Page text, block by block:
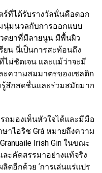
ที่ได้รับรางวัลนั่นคือดอก
นุ่มนวลกับการออกแบบ
ดยาที่มีลายนูน มีพื้นผิว
ยน นี่เป็นการสะท้อนถึง
ไม่ชัดเจน และแม้ว่าจะมี
ความสมมาตรของเซลติก
สึกสดชื่นและร่วมสมัยมาก
ถมองเห็นหัวใจได้และมีมือ
าไอริช Grá หมายถึงความ
Irish Gin ในขณะ
ะคัดสรรมาอย่างแท้จริง
อีกด้วย ‘การเล่นแร่แปร